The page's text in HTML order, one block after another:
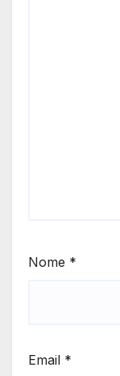
Nome *
Email *